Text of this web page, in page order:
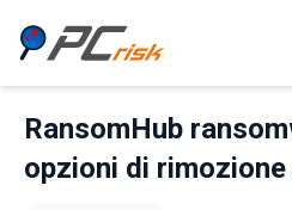
RansomHub
opzioni di